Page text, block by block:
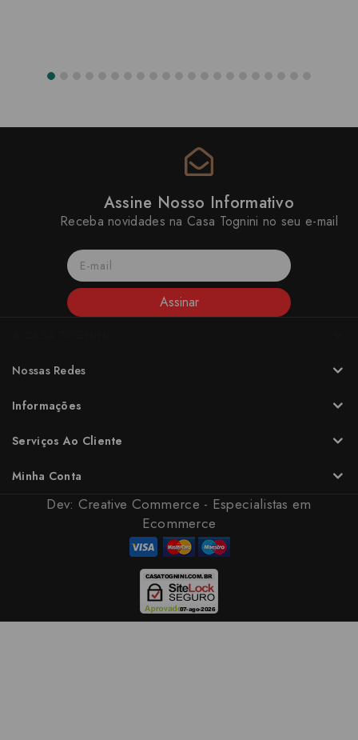
Assine Nosso Informativo
Receba novidades na Casa Tognini no seu e-mail
Assinar
Nossas Redes
Informações
Serviços Ao Cliente
Minha Conta
Dev: Creative Commerce - Especialistas em
Ecommerce